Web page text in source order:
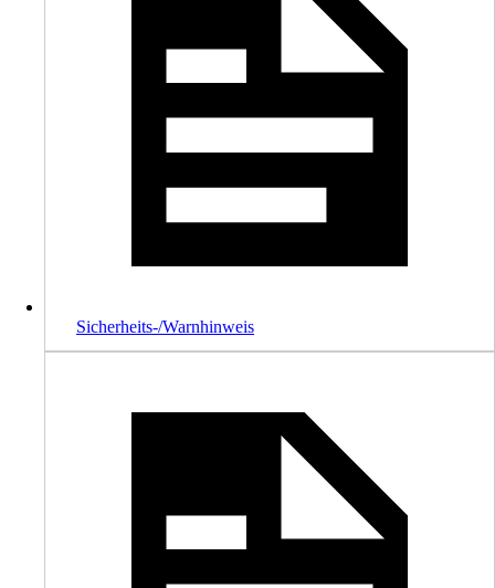
Sicherheits-/Warnhinweis